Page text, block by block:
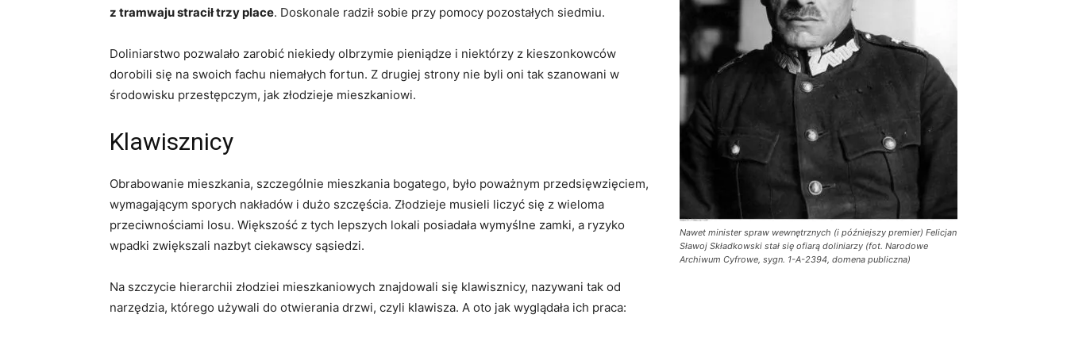
Nawet minister spraw wewnętrznych (i późniejszy premier) Felicjan
Sławoj Składkowski stał się ofiarą doliniarzy (fot. Narodowe
Archiwum Cyfrowe, sygn. 1-A-2394, domena publiczna)
z tramwaju stracił trzy place. Doskonale radził sobie przy pomocy pozostałych siedmiu.
Doliniarstwo pozwalało zarobić niekiedy olbrzymie pieniądze i niektórzy z kieszonkowców
dorobili się na swoich fachu niemałych fortun. Z drugiej strony nie byli oni tak szanowani w
środowisku przestępczym, jak złodzieje mieszkaniowi.
Klawisznicy
Obrabowanie mieszkania, szczególnie mieszkania bogatego, było poważnym przedsięwzięciem,
wymagającym sporych nakładów i dużo szczęścia. Złodzieje musieli liczyć się z wieloma
przeciwnościami losu. Większość z tych lepszych lokali posiadała wymyślne zamki, a ryzyko
wpadki zwiększali nazbyt ciekawscy sąsiedzi.
Na szczycie hierarchii złodziei mieszkaniowych znajdowali się klawisznicy, nazywani tak od
narzędzia, którego używali do otwierania drzwi, czyli klawisza. A oto jak wyglądała ich praca: